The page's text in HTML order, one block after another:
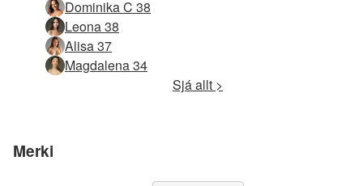
Dominika C 38
Leona 38
Alisa 37
Magdalena 34
Sjá allt >
Merki